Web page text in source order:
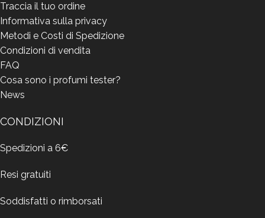
Traccia il tuo ordine
Informativa sulla privacy
Metodi e Costi di Spedizione
Condizioni di vendita
FAQ
Cosa sono i profumi tester?
News
CONDIZIONI
Spedizioni a 6€
Resi gratuiti
Soddisfatti o rimborsati